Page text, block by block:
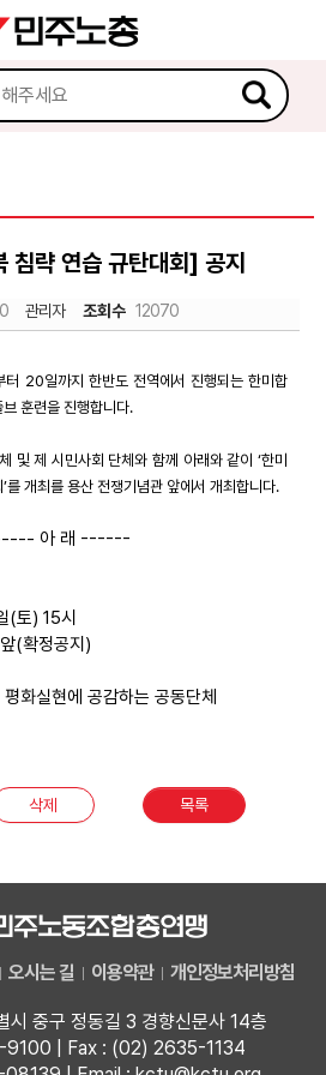
침략 연습 규탄대회] 공지
관리자 조회수 12070
20일까지 한반도 전역에서 진행되는 한미합
훈련을 진행합니다.
및 제 시민사회 단체와 함께 아래와 같이 ‘한미
를 개최를 용산 전쟁기념관 앞에서 개최합니다.
아 래 ------
토) 15시
(확정공지)
화실현에 공감하는 공동단체
삭제 목록
오시는 길 이용약관 개인정보처리방침
중구 정동길 3 경향신문사 14층
| Fax : (02) 2635-1134
스케치북5
스케치북5